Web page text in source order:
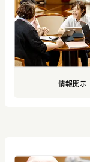
情報開示